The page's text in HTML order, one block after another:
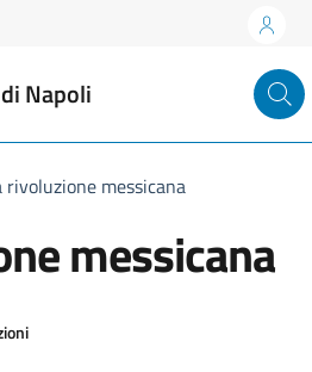
Napoli
rivoluzione messicana
messicana